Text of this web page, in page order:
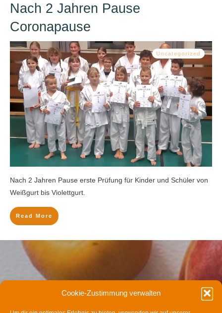
Cookie-Zustimmung verwalten
Nach 2 Jahren Pause
Coronapause
Uncategorized
Nach 2 Jahren Pause erste Prüfung für Kinder und Schüler von
Weißgurt bis Violettgurt.
Read More
Apply for a free Ebook ! Sign Up now